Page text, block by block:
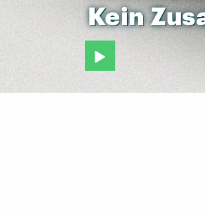
Kein